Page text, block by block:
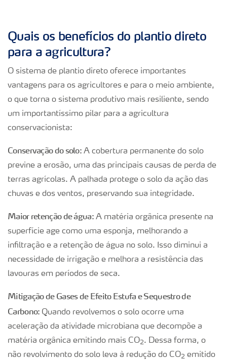
Quais os benefícios do plantio direto
para a agricultura?
O sistema de plantio direto oferece importantes
vantagens para os agricultores e para o meio ambiente,
o que torna o sistema produtivo mais resiliente, sendo
um importantíssimo pilar para a agricultura
conservacionista:
Conservação do solo: A cobertura permanente do solo
previne a erosão, uma das principais causas de perda de
terras agrícolas. A palhada protege o solo da ação das
chuvas e dos ventos, preservando sua integridade.
Maior retenção de água:A matéria orgânica presente na
superfície age como uma esponja, melhorando a
infiltração e a retenção de água no solo. Isso diminui a
necessidade de irrigação e melhora a resistência das
lavouras em períodos de seca.
Mitigação de Gases de Efeito Estufa e Sequestro de
Carbono: Quando revolvemos o solo ocorre uma
aceleração da atividade microbiana que decompõe a
matéria orgânica emitindo mais CO2. Dessa forma, o
não revolvimento do solo leva à redução do CO2 emitido